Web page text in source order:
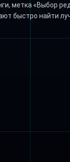
метка «Выбор
быстро найти